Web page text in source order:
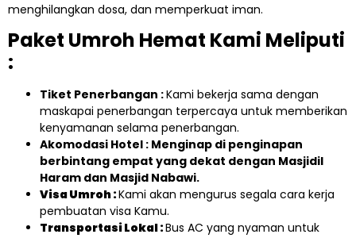
menghilangkan dosa, dan memperkuat iman.
Paket Umroh Hemat Kami Meliputi
:
Tiket Penerbangan :Kami bekerja sama dengan
maskapai penerbangan terpercaya untuk memberikan
kenyamanan selama penerbangan.
Akomodasi Hotel : Menginap di penginapan
berbintang empat yang dekat dengan Masjidil
Haram dan Masjid Nabawi.
Visa Umroh :Kami akan mengurus segala cara kerja
pembuatan visa Kamu.
Transportasi Lokal :Bus AC yang nyaman untuk